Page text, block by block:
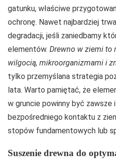
gatunku, właściwe
ochronę. Nawet najbardziej
degradacji, jeśli zaniedbamy
elementów. Drewno w ziemi to
wilgocią, mikroorganizmami i
tylko przemyślana strategia
lata. Warto pamiętać, że
w gruncie powinny być zawsze
bezpośredniego kontaktu z
stopów fundamentowych lub
Suszenie drewna do